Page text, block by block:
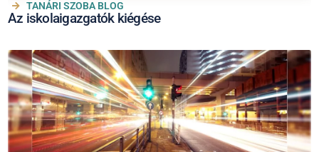
TANÁRI SZOBA BLOG
Az iskolaigazgatók kiégése